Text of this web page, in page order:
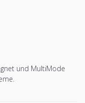
und MultiMode